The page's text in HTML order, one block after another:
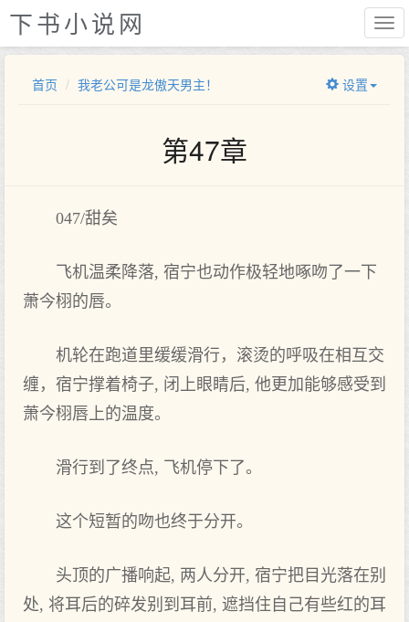
下书小说网
首页 我老公可是龙傲天男主！ 设置
第47章
047/甜矣
飞机温柔降落, 宿宁也动作‌极轻地啄吻了一下
萧今栩的唇。
机轮在跑道里缓缓滑行，滚烫的呼吸在相互交
缠，宿宁撑着椅子, 闭上眼睛后, 他更加能够感受到
萧今栩唇上的温度。
滑行到了终点‌, 飞机停下了。
这‌个短暂的吻也终于分开。
头顶的广播响起, 两人分开, 宿宁把目光落在别
处, 将耳后的碎发‌别到耳前, 遮挡住自己‌有些‌红的耳